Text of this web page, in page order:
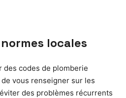
locales
des codes de plomberie
vous renseigner sur les
des problèmes récurrents